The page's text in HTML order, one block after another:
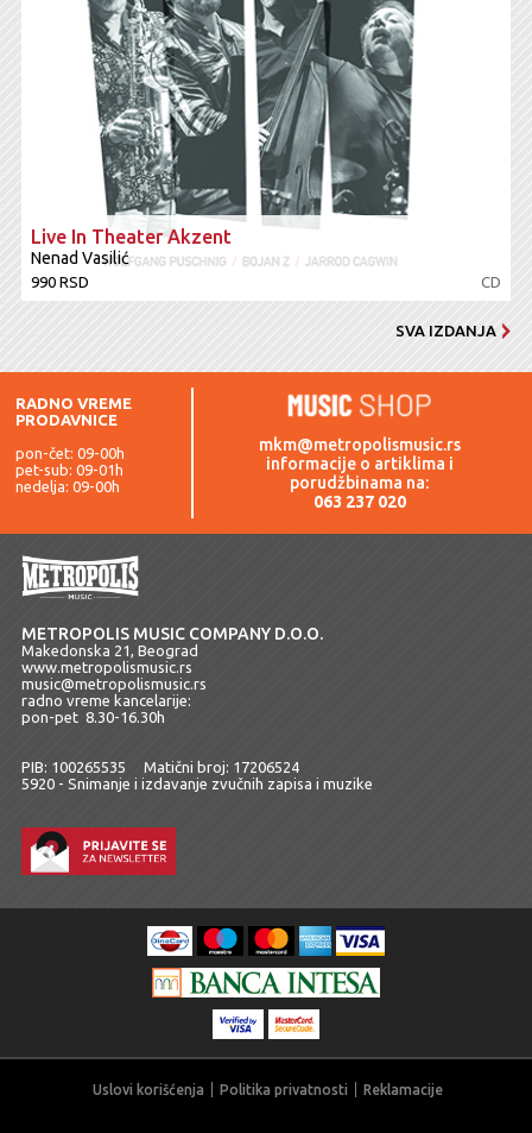
Live In Theater Akzent
Nenad Vasilić
990 RSD CD
SVA IZDANJA
RADNO VREME
PRODAVNICE
pon-čet: 09-00h
pet-sub: 09-01h
nedelja: 09-00h
mkm@metropolismusic.rs
informacije o artiklima i
porudžbinama na:
063 237 020
METROPOLIS MUSIC COMPANY D.O.O.
Makedonska 21, Beograd
www.metropolismusic.rs
music@metropolismusic.rs
radno vreme kancelarije:
pon-pet 8.30-16.30h
PIB: 100265535 Matični broj: 17206524
5920 - Snimanje i izdavanje zvučnih zapisa i muzike
Uslovi korišćenja Politika privatnosti Reklamacije